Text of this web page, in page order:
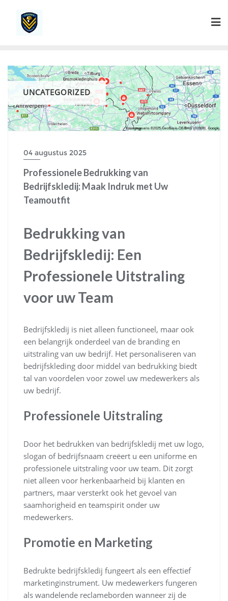
UNCATEGORIZED
04 augustus 2025
Professionele Bedrukking van
Bedrijfskledij: Maak Indruk met Uw
Teamoutfit
Bedrukking van
Bedrijfskledij: Een
Professionele Uitstraling
voor uw Team
Bedrijfskledij is niet alleen functioneel, maar ook
een belangrijk onderdeel van de branding en
uitstraling van uw bedrijf. Het personaliseren van
bedrijfskleding door middel van bedrukking biedt
tal van voordelen voor zowel uw medewerkers als
uw bedrijf.
Professionele Uitstraling
Door het bedrukken van bedrijfskledij met uw logo,
slogan of bedrijfsnaam creëert u een uniforme en
professionele uitstraling voor uw team. Dit zorgt
niet alleen voor herkenbaarheid bij klanten en
partners, maar versterkt ook het gevoel van
saamhorigheid en teamspirit onder uw
medewerkers.
Promotie en Marketing
Bedrukte bedrijfskledij fungeert als een effectief
marketinginstrument. Uw medewerkers fungeren
als wandelende reclameborden wanneer zij de